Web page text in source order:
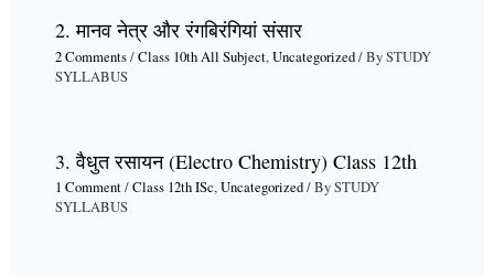
2. मानव नेत्र और रंगबिरंगियां संसार
2 Comments/Class 10th All Subject,Uncategorized/ BySTUDY
SYLLABUS
3. वैधुत रसायन (Electro Chemistry) Class 12th
1 Comment/Class 12th ISc,Uncategorized/ BySTUDY
SYLLABUS